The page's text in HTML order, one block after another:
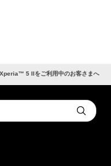
Xperia™ 5 IIをご利用中のお客さまへ
Submit